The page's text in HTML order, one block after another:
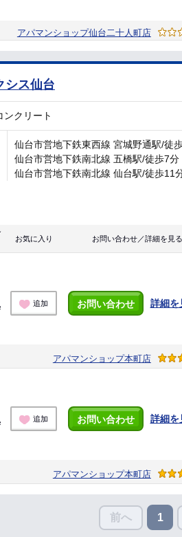
アパマンショップ仙台二十人町店
シス仙台
ンクリート
仙台市営地下鉄東西線 宮城野通駅/徒
仙台市営地下鉄南北線 五橋駅/徒歩7分
仙台市営地下鉄南北線 仙台駅/徒歩11
お気に入り お問い合わせ／詳細を見る
追加 お問い合わせ 詳細を
アパマンショップ本町店
追加 お問い合わせ 詳細を
アパマンショップ本町店
前へ 1